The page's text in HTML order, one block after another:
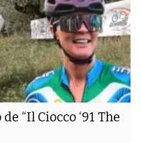
“Il Ciocco ‘91 The